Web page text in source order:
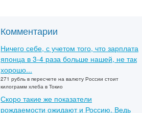
Комментарии
Ничего себе, с учетом того, что зарплата
японца в 3-4 раза больше нашей, не так
хорошо...
271 рубль в пересчете на валюту России стоит
килограмм хлеба в Токио
Скоро такие же показатели
рождаемости ожидают и Россию. Ведь